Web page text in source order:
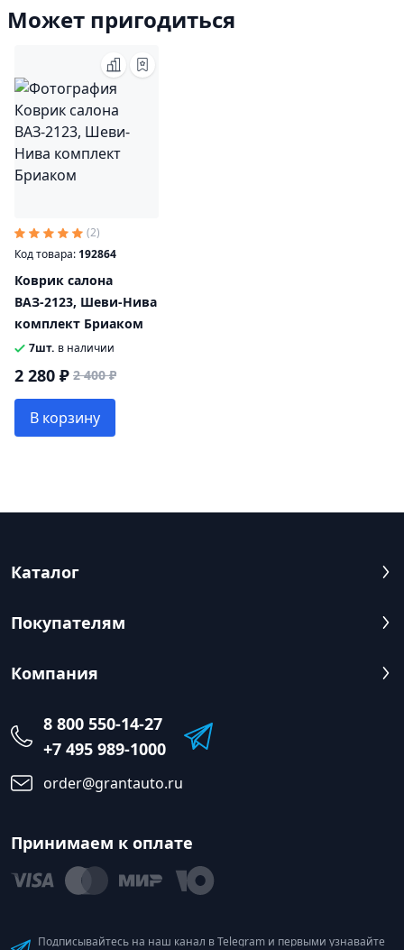
Может пригодиться
(2)
Код товара: 192864
Коврик салона
ВАЗ-2123, Шеви-Нива
комплект Бриаком
7шт. в наличии
2 280 ₽ 2 400 ₽
В корзину
Каталог
Покупателям
Компания
8 800 550-14-27
+7 495 989-1000
order@grantauto.ru
Принимаем к оплате
Подписывайтесь на наш канал в Telegram и первыми узнавайте